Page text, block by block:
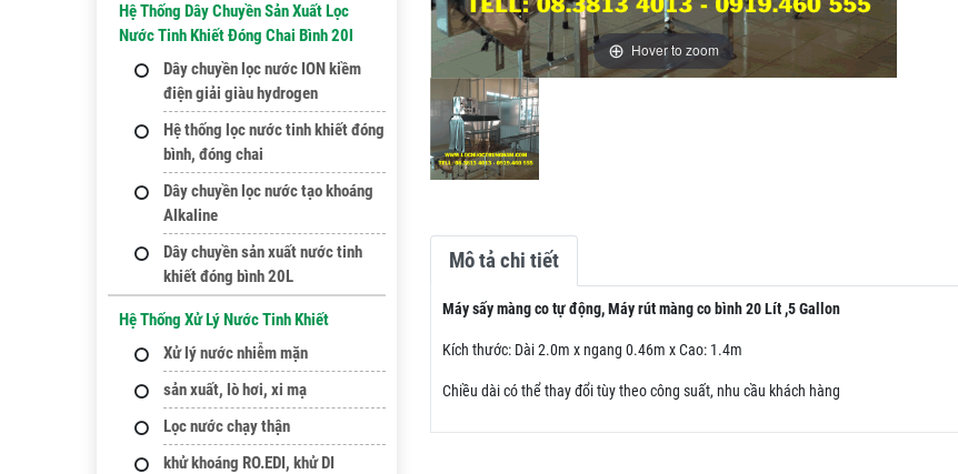
Hover to zoom
Mô tả chi tiết
Máy sấy màng co tự động, Máy rút màng co bình 20 Lít ,5 Gallon
Kích thước: Dài 2.0m x ngang 0.46m x Cao: 1.4m
Chiều dài có thể thay đổi tùy theo công suất, nhu cầu khách hàng
Hệ Thống Dây Chuyền Sản Xuất Lọc
Nước Tinh Khiết Đóng Chai Bình 20l
Dây chuyền lọc nước ION kiềm
điện giải giàu hydrogen
Hệ thống lọc nước tinh khiết đóng
bình, đóng chai
Dây chuyền lọc nước tạo khoáng
Alkaline
Dây chuyền sản xuất nước tinh
khiết đóng bình 20L
Hệ Thống Xử Lý Nước Tinh Khiết
Xử lý nước nhiễm mặn
sản xuất, lò hơi, xi mạ
Lọc nước chạy thận
khử khoáng RO.EDI, khử DI